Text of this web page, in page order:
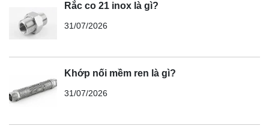
Rắc co 21 inox là gì?
31/07/2026
Khớp nối mềm ren là gì?
31/07/2026